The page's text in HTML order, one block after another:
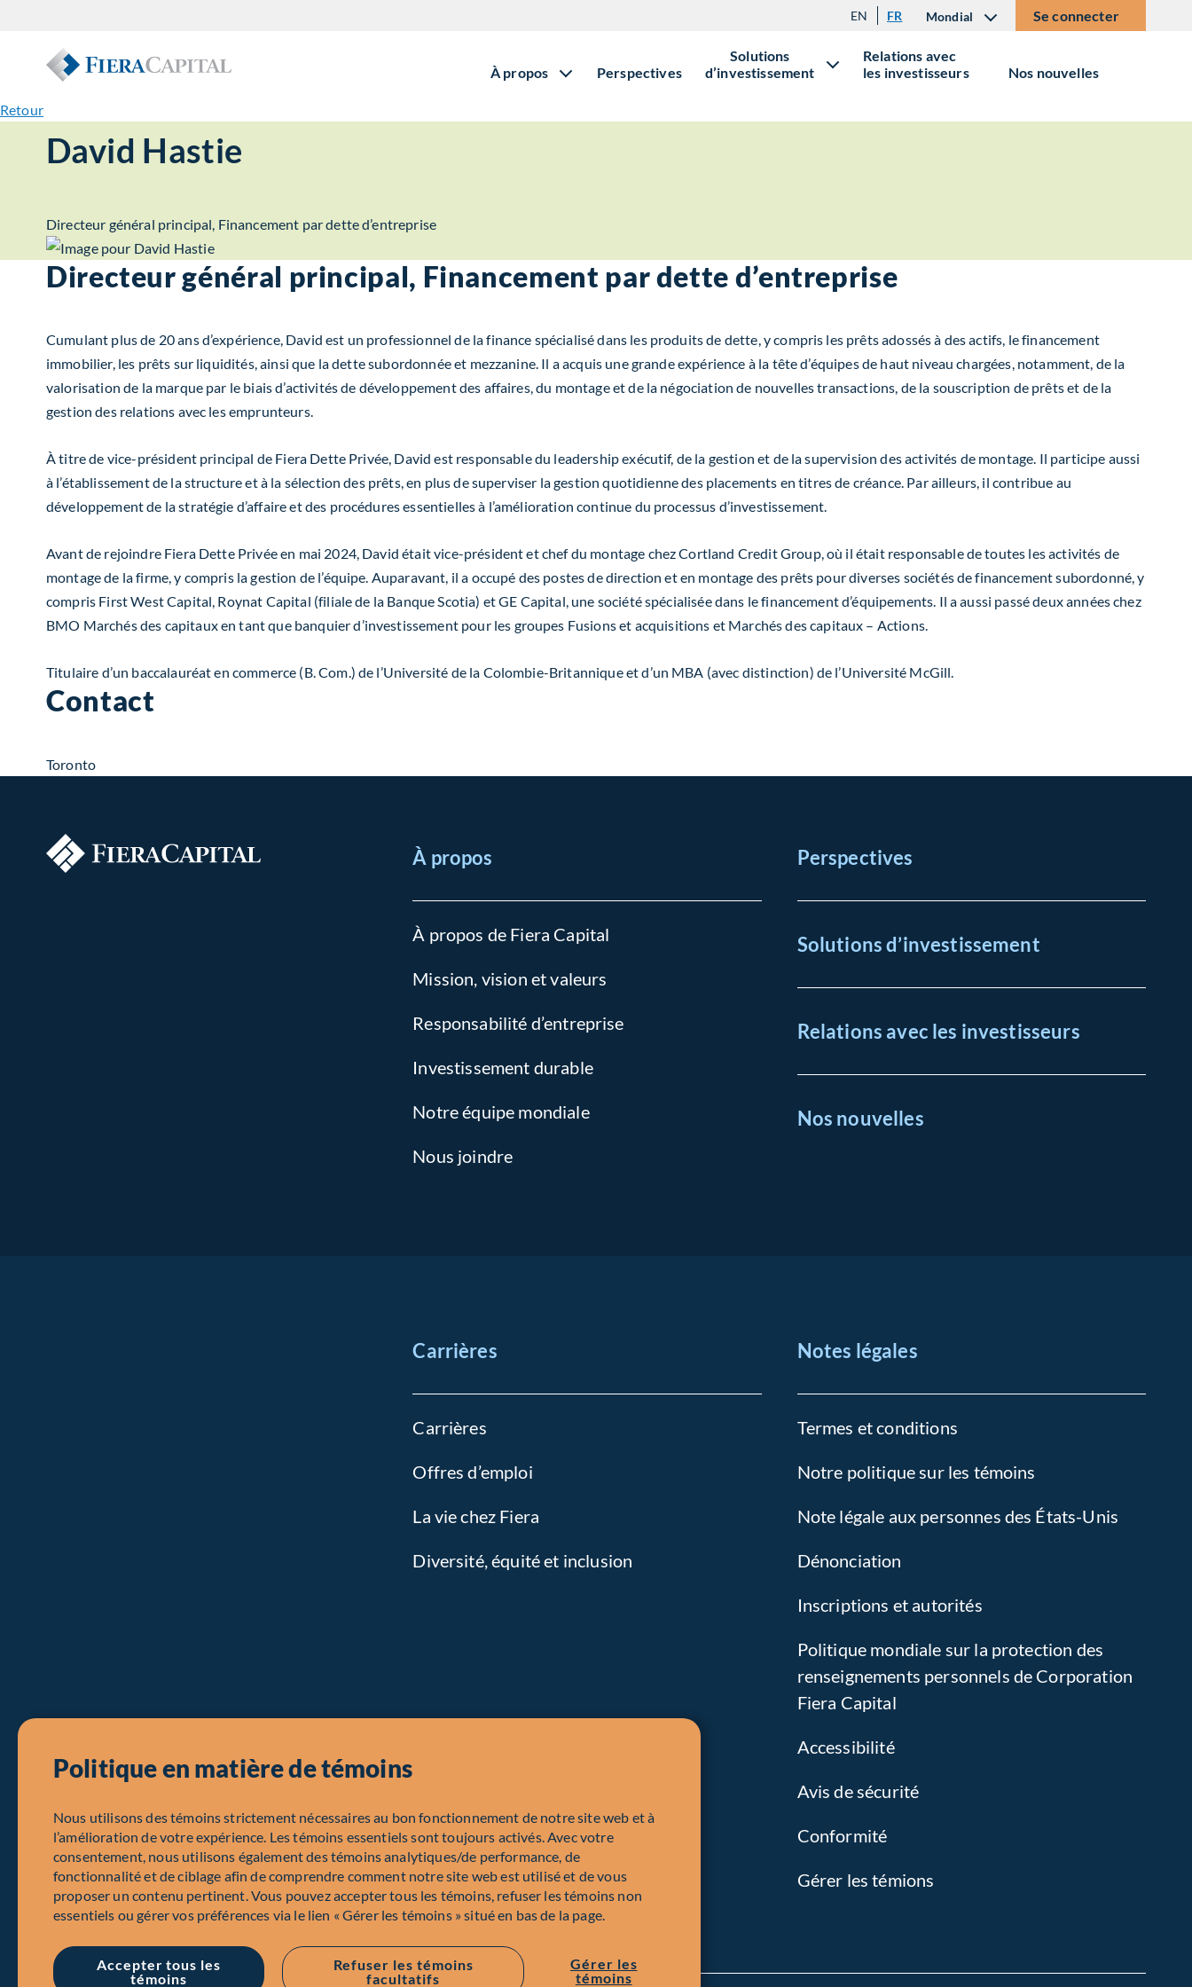
EN FR Mondial Se connecter
À propos Perspectives
Solutions
d’investissement
Relations avec
les investisseurs
Nos nouvelles
Retour
David Hastie
Directeur général principal, Financement par dette d’entreprise
Directeur général principal, Financement par dette d’entreprise
Cumulant plus de 20 ans d’expérience, David est un professionnel de la finance spécialisé dans les produits de dette, y compris les prêts adossés à des actifs, le financement
immobilier, les prêts sur liquidités, ainsi que la dette subordonnée et mezzanine. Il a acquis une grande expérience à la tête d’équipes de haut niveau chargées, notamment, de la
valorisation de la marque par le biais d’activités de développement des affaires, du montage et de la négociation de nouvelles transactions, de la souscription de prêts et de la
gestion des relations avec les emprunteurs.
À titre de vice-président principal de Fiera Dette Privée, David est responsable du leadership exécutif, de la gestion et de la supervision des activités de montage. Il participe aussi
à l’établissement de la structure et à la sélection des prêts, en plus de superviser la gestion quotidienne des placements en titres de créance. Par ailleurs, il contribue au
développement de la stratégie d’affaire et des procédures essentielles à l’amélioration continue du processus d’investissement.
Avant de rejoindre Fiera Dette Privée en mai 2024, David était vice-président et chef du montage chez Cortland Credit Group, où il était responsable de toutes les activités de
montage de la firme, y compris la gestion de l’équipe. Auparavant, il a occupé des postes de direction et en montage des prêts pour diverses sociétés de financement subordonné, y
compris First West Capital, Roynat Capital (filiale de la Banque Scotia) et GE Capital, une société spécialisée dans le financement d’équipements. Il a aussi passé deux années chez
BMO Marchés des capitaux en tant que banquier d’investissement pour les groupes Fusions et acquisitions et Marchés des capitaux – Actions.
Titulaire d’un baccalauréat en commerce (B. Com.) de l’Université de la Colombie-Britannique et d’un MBA (avec distinction) de l’Université McGill.
Contact
Toronto
À propos
À propos de Fiera Capital
Mission, vision et valeurs
Responsabilité d’entreprise
Investissement durable
Notre équipe mondiale
Nous joindre
Perspectives
Solutions d’investissement
Relations avec les investisseurs
Nos nouvelles
Carrières
Carrières
Offres d’emploi
La vie chez Fiera
Diversité, équité et inclusion
Notes légales
Termes et conditions
Notre politique sur les témoins
Note légale aux personnes des États-Unis
Dénonciation
Inscriptions et autorités
Politique mondiale sur la protection des
renseignements personnels de Corporation
Fiera Capital
Accessibilité
Avis de sécurité
Conformité
Gérer les témions
Politique en matière de témoins
Nous utilisons des témoins strictement nécessaires au bon fonctionnement de notre site web et à
l’amélioration de votre expérience. Les témoins essentiels sont toujours activés. Avec votre
consentement, nous utilisons également des témoins analytiques/de performance, de
fonctionnalité et de ciblage afin de comprendre comment notre site web est utilisé et de vous
proposer un contenu pertinent. Vous pouvez accepter tous les témoins, refuser les témoins non
essentiels ou gérer vos préférences via le lien « Gérer les témoins » situé en bas de la page.
Accepter tous les
témoins
Refuser les témoins
facultatifs
Gérer les
témoins